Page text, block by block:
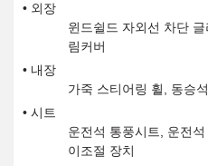
외장
윈드쉴드 자외선 차단
림커버
내장
가죽 스티어링 휠, 동승
시트
운전석 통풍시트, 운전
이조절 장치